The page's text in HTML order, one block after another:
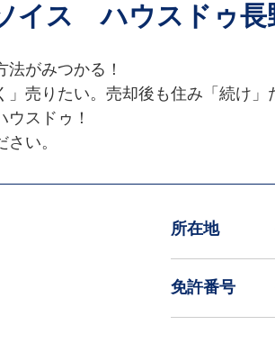
・基礎知識
・税金/お金
・住宅ローン
イス ハウスドゥ長
がみつかる！
」売りたい。売却後も住み「続け」
スドゥ！
い。
所在地
免許番号